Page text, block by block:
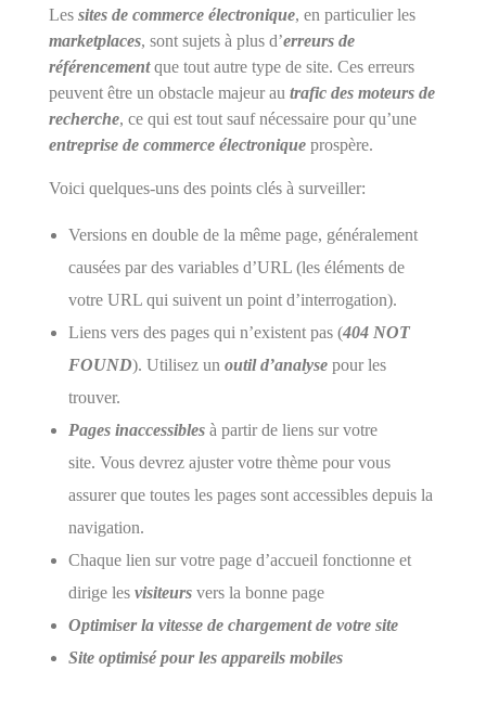
Les sites de commerce électronique, en particulier les
marketplaces, sont sujets à plus d’erreurs de
référencementque tout autre type de site. Ces erreurs
peuvent être un obstacle majeur au trafic des moteurs de
recherche, ce qui est tout sauf nécessaire pour qu’une
entreprise de commerce électronique prospère.
Voici quelques-uns des points clés à surveiller:
Versions en double de la même page, généralement
causées par des variables d’URL (les éléments de
votre URL qui suivent un point d’interrogation).
Liens vers des pages qui n’existent pas (404 NOT
FOUND). Utilisez un outil d’analysepour les
trouver.
Pages inaccessiblesà partir de liens sur votre
site. Vous devrez ajuster votre thème pour vous
assurer que toutes les pages sont accessibles depuis la
navigation.
Chaque lien sur votre page d’accueil fonctionne et
dirige les visiteurs vers la bonne page
Optimiser la vitesse de chargement de votre site
Site optimisé pour les appareils mobiles